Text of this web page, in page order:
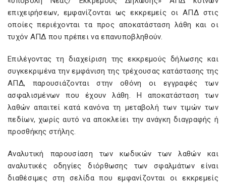
επιχειρήσεων, εμφανίζονται ως εκκρεμείς οι ΑΠΔ στις
οποίες περιέχονται τα προς αποκατάσταση λάθη και οι
τυχόν ΑΠΔ που πρέπει να επανυποβληθούν.
Επιλέγοντας τη διαχείριση της εκκρεμούς δήλωσης και
συγκεκριμένα την εμφάνιση της τρέχουσας κατάστασης της
ΑΠΔ, παρουσιάζονται στην οθόνη οι εγγραφές των
ασφαλισμένων που έχουν λάθη. Η αποκατάσταση των
λαθών απαιτεί κατά κανόνα τη μεταβολή των τιμών των
πεδίων, χωρίς αυτό να αποκλείει την ανάγκη διαγραφής ή
προσθήκης στήλης.
Αναλυτική παρουσίαση των κωδικών των λαθών και
αναλυτικές οδηγίες διόρθωσης των σφαλμάτων είναι
διαθέσιμες στη σελίδα που εμφανίζονται οι εκκρεμείς